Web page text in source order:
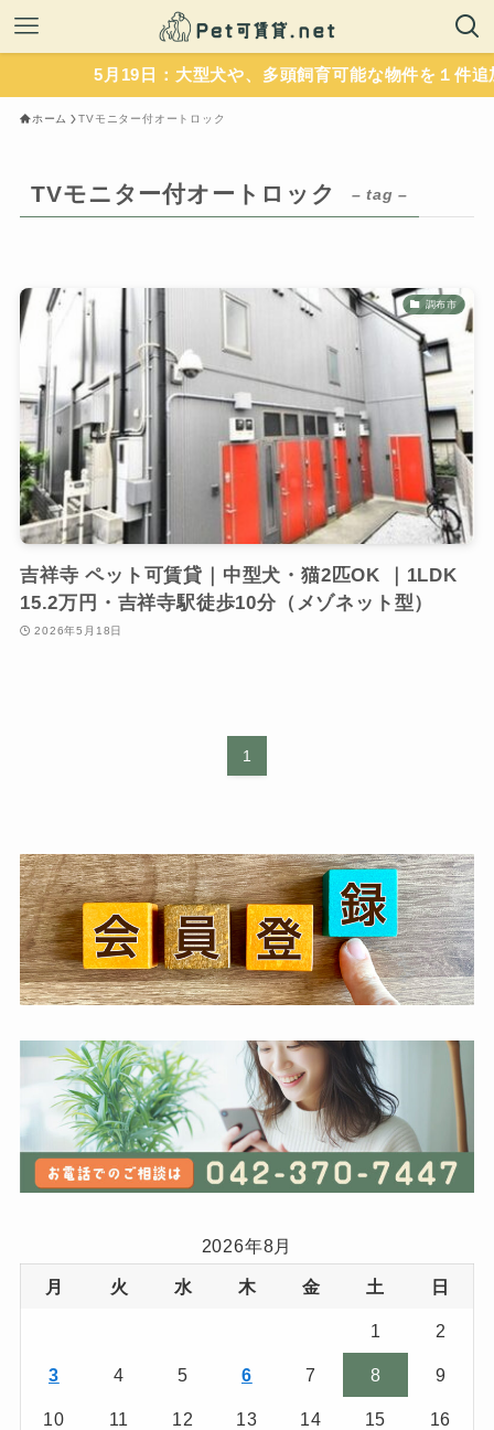
5月19日：大型犬や、多頭飼育可能な物件を１件追加
ホーム TVモニター付オートロック
TVモニター付オートロック – tag –
調布市
吉祥寺 ペット可賃貸｜中型犬・猫2匹OK ｜1LDK
15.2万円・吉祥寺駅徒歩10分（メゾネット型）
2026年5月18日
1
2026年8月
月 火 水 木 金 土 日
1 2
3 4 5 6 7 8 9
10 11 12 13 14 15 16